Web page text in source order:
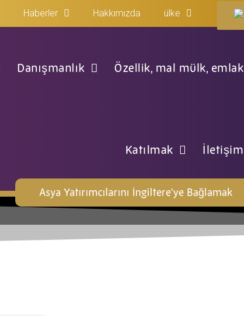
Haberler Hakkımızda ülke
Danışmanlık Özellik, mal mülk, emlak
Katılmak İletişim
Asya Yatırımcılarını İngiltere'ye Bağlamak